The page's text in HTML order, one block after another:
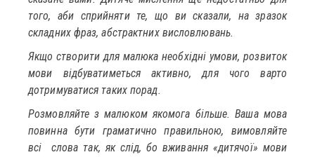
того, аби сприйняти те, що ви сказали, на зразок
складних фраз, абстрактних висловлювань.
Якщо створити для малюка необхідні умови, розвиток
мови відбуватиметься активно, для чого варто
дотримуватися таких порад.
Розмовляйте з малюком якомога більше. Ваша мова
повинна бути граматично правильною, вимовляйте
всі слова так, як слід, бо вживання «дитячої» мови